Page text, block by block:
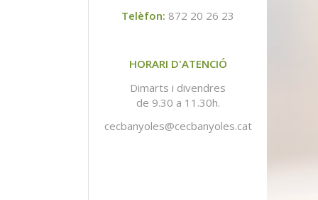
Telèfon: 872 20 26 23
HORARI D'ATENCIÓ
Dimarts i divendres
de 9.30 a 11.30h.
cecbanyoles@cecbanyoles.cat